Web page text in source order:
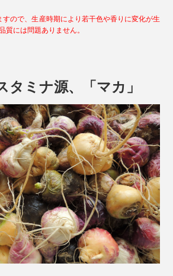
ので、生産時期により若干色や香りに変化が生
質には問題ありません。
タミナ源、「マカ」